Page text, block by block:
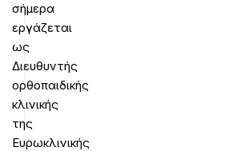
σήμερα
εργάζεται
ως
Διευθυντής
ορθοπαιδικής
κλινικής
της
Ευρωκλινικής